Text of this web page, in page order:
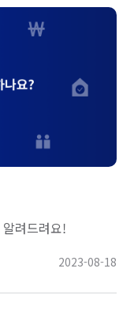
려드려요!
2023-08-18